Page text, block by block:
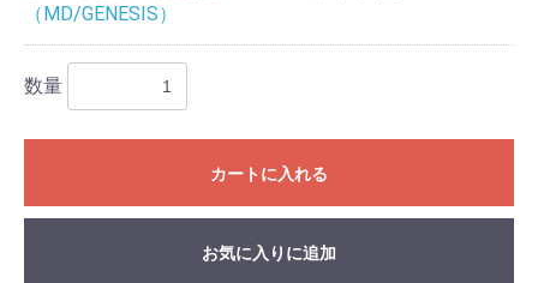
（MD/GENESIS）
数量
カートに入れる
お気に入りに追加